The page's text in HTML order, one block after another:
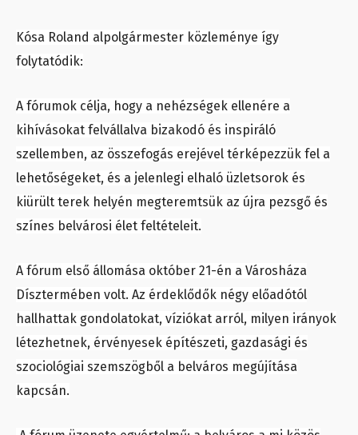
Kósa Roland alpolgármester közleménye így
folytatódik:
A fórumok célja, hogy a nehézségek ellenére a
kihívásokat felvállalva bizakodó és inspiráló
szellemben, az összefogás erejével térképezzük fel a
lehetőségeket, és a jelenlegi elhaló üzletsorok és
kiürült terek helyén megteremtsük az újra pezsgő és
színes belvárosi élet feltételeit.
A fórum első állomása október 21-én a Városháza
Dísztermében volt. Az érdeklődők négy előadótól
hallhattak gondolatokat, víziókat arról, milyen irányok
létezhetnek, érvényesek építészeti, gazdasági és
szociológiai szemszögből a belváros megújítása
kapcsán.